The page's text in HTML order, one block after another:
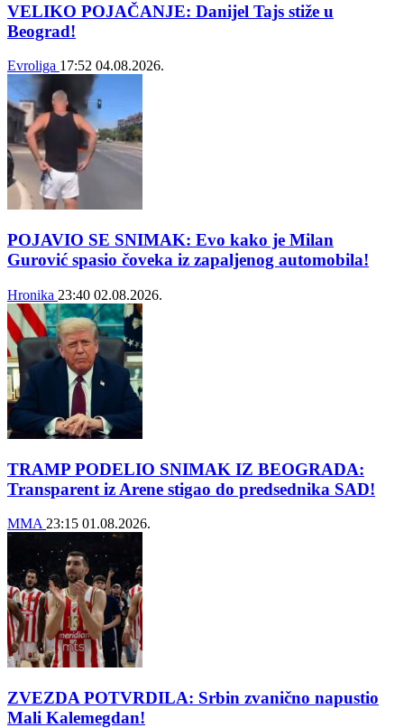
VELIKO POJAČANJE: Danijel Tajs stiže u
Beograd!
Evroliga 17:52 04.08.2026.
POJAVIO SE SNIMAK: Evo kako je Milan
Gurović spasio čoveka iz zapaljenog automobila!
Hronika 23:40 02.08.2026.
TRAMP PODELIO SNIMAK IZ BEOGRADA:
Transparent iz Arene stigao do predsednika SAD!
MMA 23:15 01.08.2026.
ZVEZDA POTVRDILA: Srbin zvanično napustio
Mali Kalemegdan!